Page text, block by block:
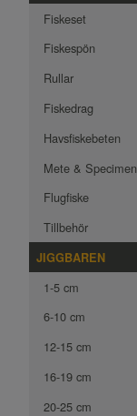
Fiskeset
Fiskespön
Rullar
Fiskedrag
Havsfiskebeten
Mete &
Flugfiske
Tillbehör
JIGGBAREN
1-5 cm
6-10 cm
12-15 cm
16-19 cm
20-25 cm